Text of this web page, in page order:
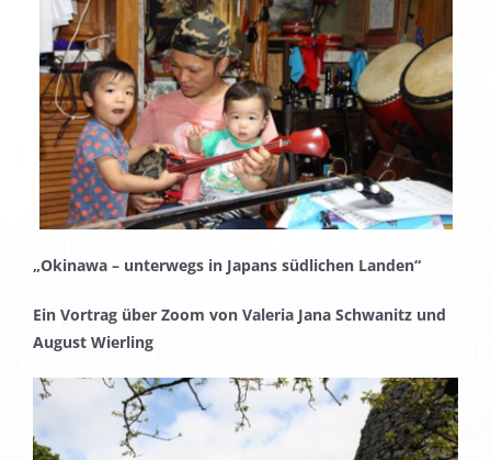
„Okinawa – unterwegs in Japans südlichen Landen“
Ein Vortrag über Zoom von Valeria Jana Schwanitz und
August Wierling